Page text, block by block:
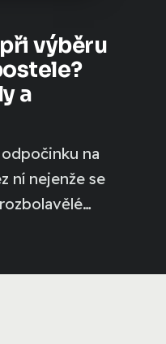
výběru
a
na
ní nejenže se